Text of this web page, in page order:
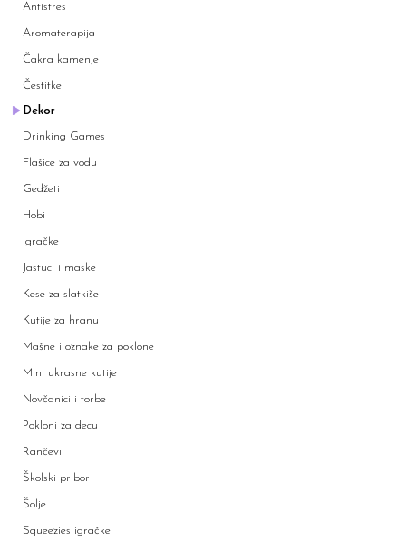
Antistres
Aromaterapija
Čakra kamenje
Čestitke
Dekor
Drinking Games
Flašice za vodu
Gedžeti
Hobi
Igračke
Jastuci i maske
Kese za slatkiše
Kutije za hranu
Mašne i oznake za poklone
Mini ukrasne kutije
Novčanici i torbe
Pokloni za decu
Rančevi
Školski pribor
Šolje
Squeezies igračke